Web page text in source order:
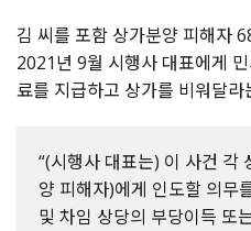
김 씨를 포함 상가분양 피해자
2021년 9월 시행사 대표에게
료를 지급하고 상가를 비워달라
“(시행사 대표는) 이 사건 각
양 피해자)에게 인도할 의무
및 차임 상당의 부당이득 또